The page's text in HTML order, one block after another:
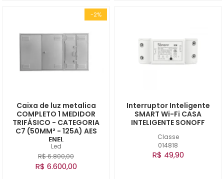
-2%
Led
Caixa de luz metalica
COMPLETO 1 MEDIDOR
TRIFÁSICO - CATEGORIA
C7 (50MM² - 125A) AES
ENEL
R$ 6.800,00
R$ 6.600,00
Classe
014818
Interruptor Inteligente
SMART Wi-Fi CASA
INTELIGENTE SONOFF
R$ 49,90